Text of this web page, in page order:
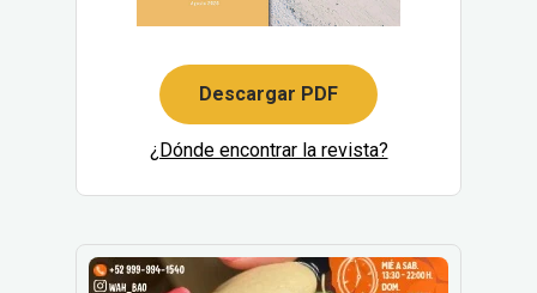
Descargar PDF
¿Dónde encontrar la revista?